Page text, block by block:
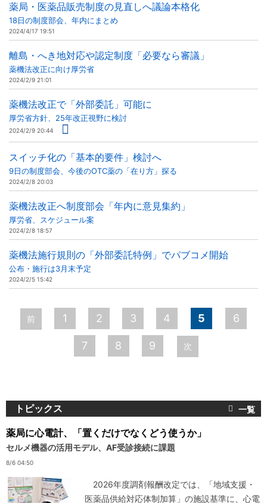
薬局・医薬品販売制度の見直しへ議論本格化
18日の制度部会、年内にまとめ
2024/4/17 19:51
離島・へき地対応や認定制度「必要なら審議」
薬機法改正に向け厚労省
2024/2/9 21:01
薬機法改正で「外部委託」可能に
厚労省方針、25年改正視野に検討
2024/2/9 20:44
スイッチ化の「基本的要件」検討へ
9日の制度部会、今後のOTC薬の「在り方」探る
2024/2/8 20:03
薬機法改正へ制度部会「年内に意見集約」
厚労省、スケジュール案
2024/2/8 18:57
薬機法施行規則の「外部委託特例」でパブコメ開始
公布・施行は3月末予定
2024/2/5 15:42
ペ
ー
前 1 2 3 4 5 6
7 8 9 次
トピックス
薬局に心電計、「置くだけでなくどう使うか」
セルメ機器の活用モデル、AF受診接続に課題
8/6 04:50
2026年度調剤報酬改定では、「地域支援・
医薬品供給対応体制加算」の施設基準に、心電